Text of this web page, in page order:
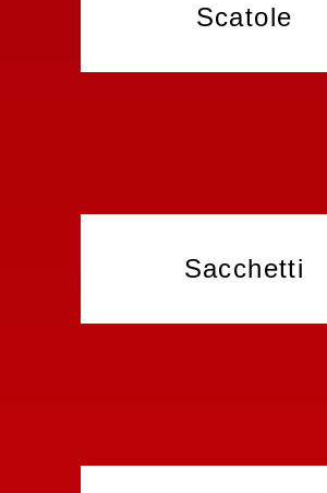
Scatole
Sacchetti